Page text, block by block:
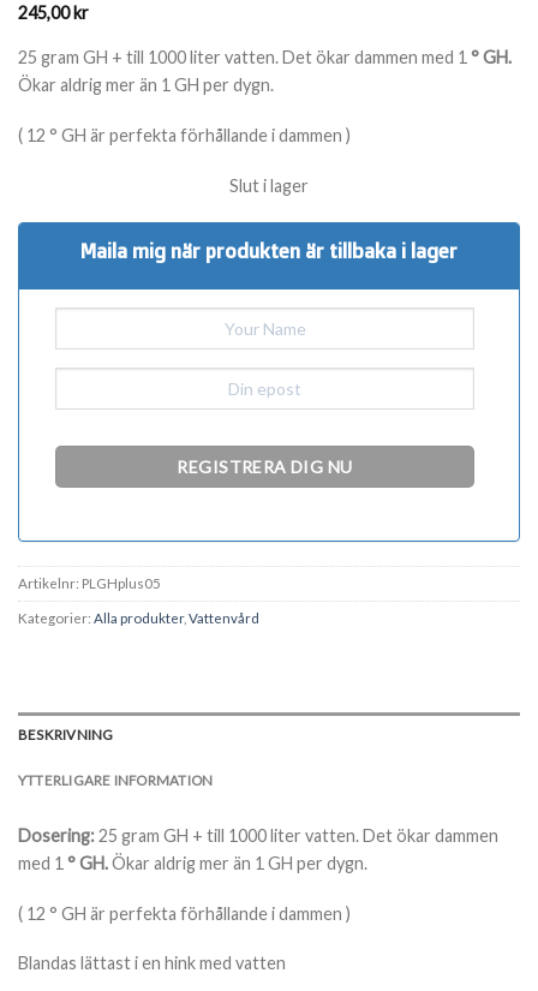
245,00kr
25 gram GH + till 1000 liter vatten. Det ökar dammen med 1 ° GH.
Ökar aldrig mer än 1 GH per dygn.
( 12 ° GH är perfekta förhållande i dammen )
Slut i lager
Maila mig när produkten är tillbaka i lager
Artikelnr: PLGHplus05
Kategorier: Alla produkter, Vattenvård
BESKRIVNING
YTTERLIGARE INFORMATION
Dosering:25 gram GH + till 1000 liter vatten. Det ökar dammen
med 1 ° GH.Ökar aldrig mer än 1 GH per dygn.
( 12 ° GH är perfekta förhållande i dammen )
Blandas lättast i en hink med vatten